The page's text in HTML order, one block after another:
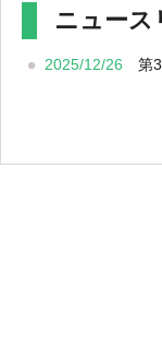
ニュース
2025/12/26 第